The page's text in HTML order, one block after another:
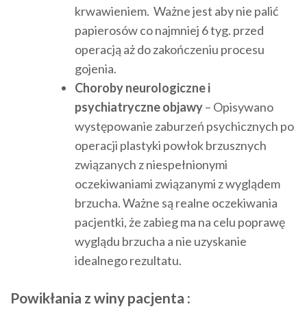
krwawieniem. Ważne jest aby nie palić
papierosów co najmniej 6 tyg. przed
operacją aż do zakończeniu procesu
gojenia.
Choroby neurologiczne i
psychiatryczne objawy– Opisywano
występowanie zaburzeń psychicznych po
operacji plastyki powłok brzusznych
związanych z niespełnionymi
oczekiwaniami związanymi z wyglądem
brzucha. Ważne są realne oczekiwania
pacjentki, że zabieg ma na celu poprawę
wyglądu brzucha a nie uzyskanie
idealnego rezultatu.
Powikłania z winy pacjenta :